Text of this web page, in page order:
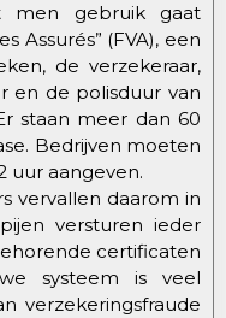
men gebruik gaat
Assurés” (FVA), een
de verzekeraar,
en de polisduur van
staan meer dan 60
Bedrijven moeten
uur aangeven.
vervallen daarom in
versturen ieder
certificaten
systeem is veel
verzekeringsfraude